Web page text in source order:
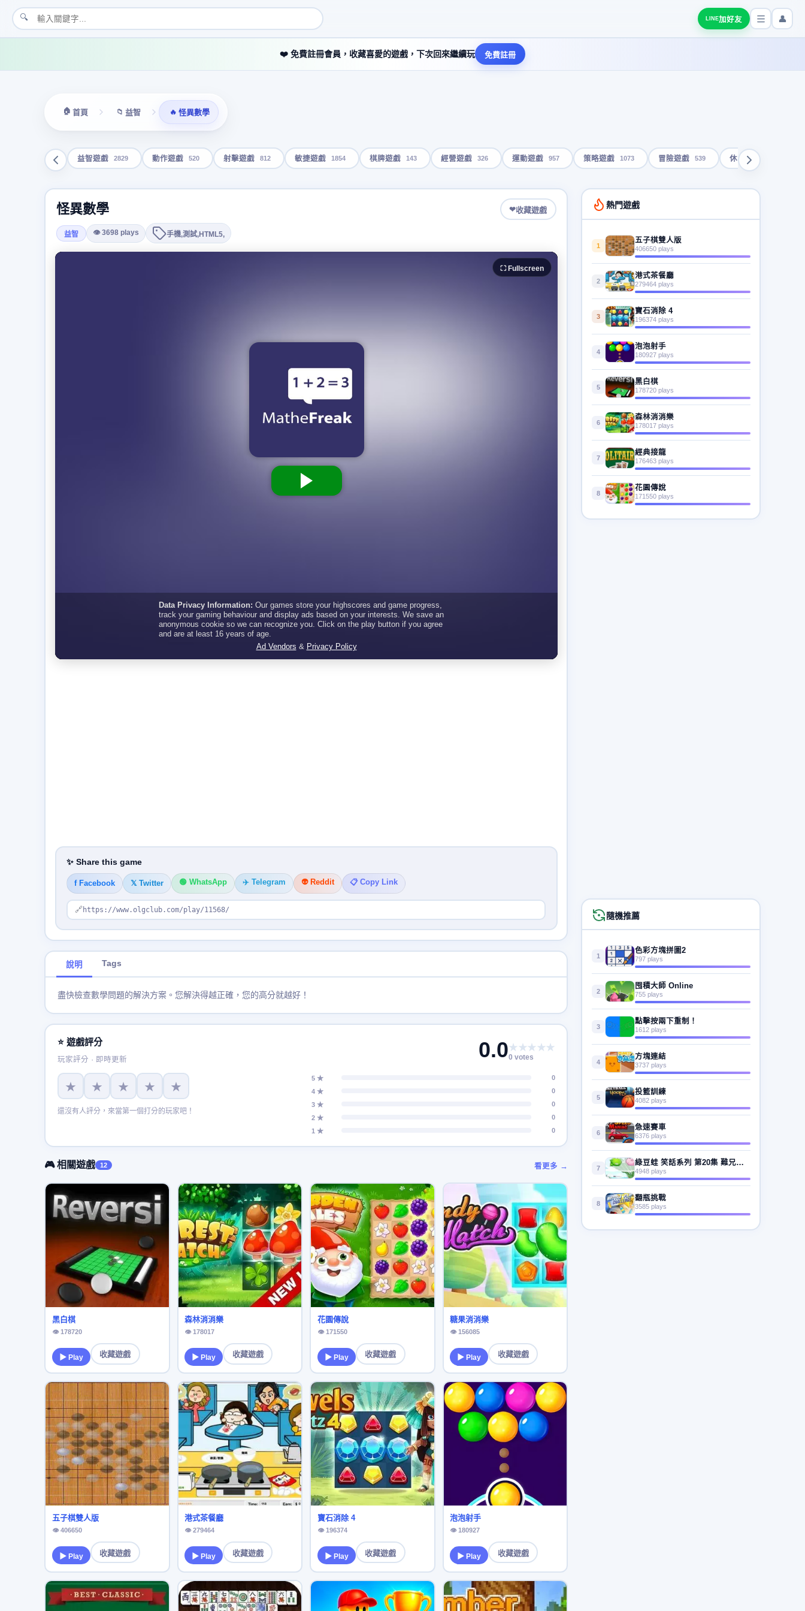
🔍 LINE加好友 👤
❤️ 免費註冊會員，收藏喜愛的遊戲，下次回來繼續玩 免費註冊
🏠 首頁 📁 益智 🔥 怪異數學
益智遊戲 2829 動作遊戲 520 射擊遊戲 812 敏捷遊戲 1854 棋牌遊戲 143 經營遊戲 326 運動遊戲 957 策略遊戲 1073 冒險遊戲 539 休閒遊戲
怪異數學 ❤收藏遊戲
益智 👁 3698 plays 手機,測試,HTML5,
⛶ Fullscreen
✨ Share this game
f Facebook 𝕏 Twitter 🟢 WhatsApp ✈️ Telegram 👽 Reddit 📋 Copy Link
🔗 https://www.olgclub.com/play/11568/
說明 Tags
盡快檢查數學問題的解決方案。您解決得越正確，您的高分就越好！
⭐ 遊戲評分
玩家評分 · 即時更新 0.0★★★★★
0 votes
★ ★ ★ ★ ★
還沒有人評分，來當第一個打分的玩家吧！
5 ★
0
4 ★
0
3 ★
0
2 ★
0
1 ★
0
🎮 相關遊戲 12 看更多 →
黑白棋
👁 178720
▶ Play 收藏遊戲
森林消消樂
👁 178017
▶ Play 收藏遊戲
花園傳說
👁 171550
▶ Play 收藏遊戲
糖果消消樂
👁 156085
▶ Play 收藏遊戲
五子棋雙人版
👁 406650
▶ Play 收藏遊戲
港式茶餐廳
👁 279464
▶ Play 收藏遊戲
寶石消除 4
👁 196374
▶ Play 收藏遊戲
泡泡射手
👁 180927
▶ Play 收藏遊戲
熱門遊戲
1
五子棋雙人版
406650 plays
2
港式茶餐廳
279464 plays
3
寶石消除 4
196374 plays
4
泡泡射手
180927 plays
5
黑白棋
178720 plays
6
森林消消樂
178017 plays
7
經典接龍
176463 plays
8
花園傳說
171550 plays
隨機推薦
1
色彩方塊拼圖2
797 plays
2
囤積大師 Online
755 plays
3
點擊按兩下重制！
1612 plays
4
方塊連結
3737 plays
5
投籃訓練
4082 plays
6
急速賽車
6376 plays
7
綠豆蛙 笑話系列 第20集 難兄難弟
4948 plays
8
翻瓶挑戰
3585 plays